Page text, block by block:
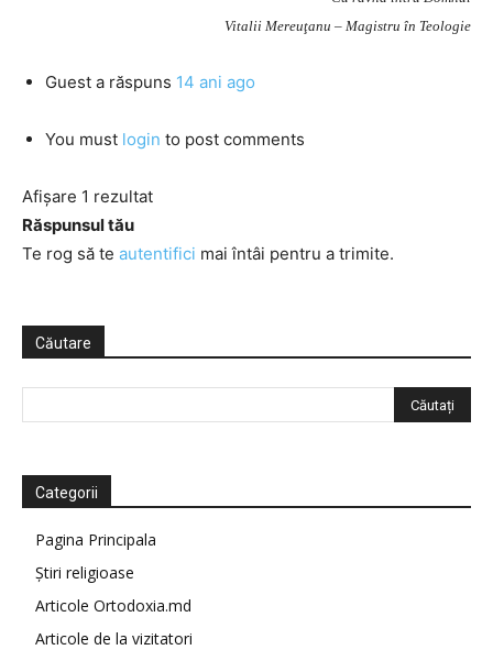
Vitalii Mereuţanu – Magistru în Teologie
Guest a răspuns 14 ani ago
You must login to post comments
Afișare 1 rezultat
Răspunsul tău
Te rog să te autentifici mai întâi pentru a trimite.
Căutare
Categorii
Pagina Principala
Știri religioase
Articole Ortodoxia.md
Articole de la vizitatori